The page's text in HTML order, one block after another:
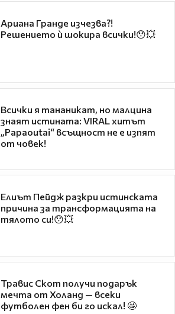
Ариана Гранде изчезва?!
Решението ѝ шокира всички!😯💥
Всички я тананикат, но малцина
знаят истината: VIRAL хитът
„Papaoutai“ всъщност не е изпят
от човек!
Елиът Пейдж разкри истинската
причина за трансформацията на
тялото си!😯💥
Травис Скот получи подарък
мечта от Холанд — всеки
футболен фен би го искал! 🤩